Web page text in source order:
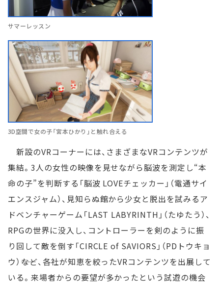
サマーレッスン
3D空間で女の子「宮本ひかり」と触れ合える
新設のVRコーナーには、さまざまなVRコンテンツが
集結。3人の女性の映像を見せながら脳波を測定し“本
命の子”を判断する「脳波 LOVEチェッカー」（電通サイ
エンスジャム）、見知らぬ館から少女と脱出を試みるア
ドベンチャーゲーム「LAST LABYRINTH」（たゆたう）、
RPGの世界に没入し、コントローラーを剣のように振
り回して敵を倒す「CIRCLE of SAVIORS」（PDトウキョ
ウ）――など、各社が知恵を絞ったVRコンテンツを出展して
いる。来場者からの要望が多かったという試遊の機会